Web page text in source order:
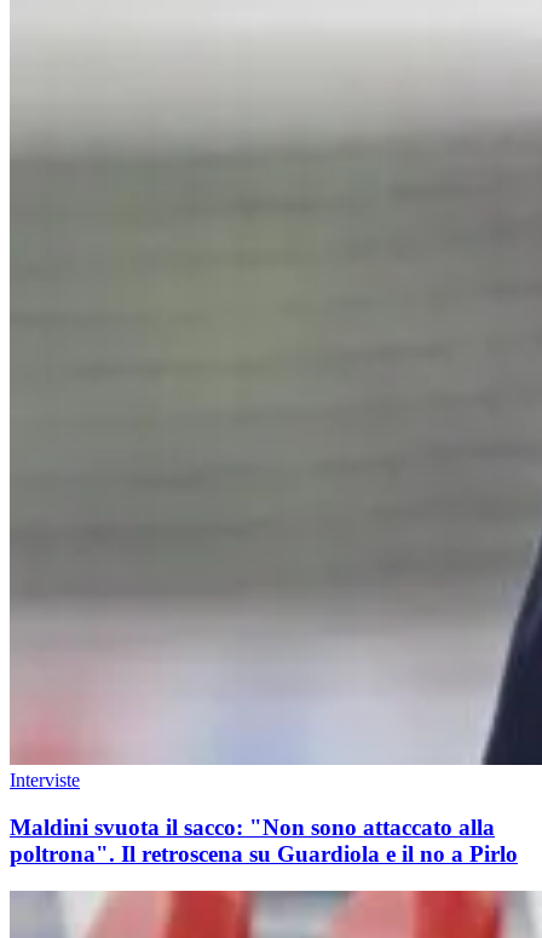
Interviste
Maldini svuota il sacco: "Non sono attaccato alla
poltrona". Il retroscena su Guardiola e il no a Pirlo